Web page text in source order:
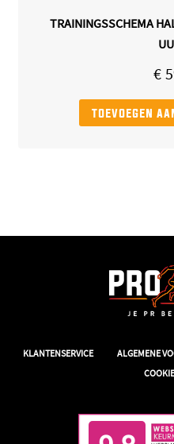
TRAININGSSCHEMA
€
toevoegen
KLANTENSERVICE ALGEMENE